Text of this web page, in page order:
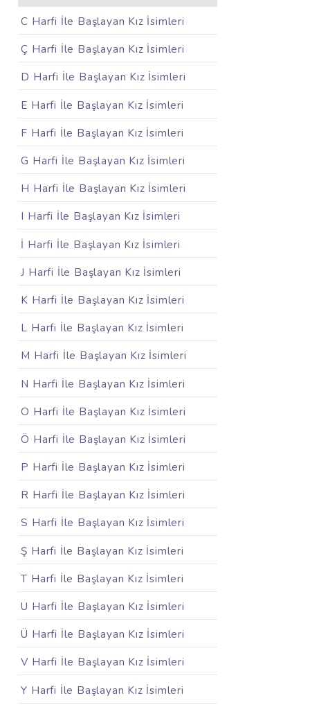
C Harfi İle Başlayan Kız İsimleri
Ç Harfi İle Başlayan Kız İsimleri
D Harfi İle Başlayan Kız İsimleri
E Harfi İle Başlayan Kız İsimleri
F Harfi İle Başlayan Kız İsimleri
G Harfi İle Başlayan Kız İsimleri
H Harfi İle Başlayan Kız İsimleri
I Harfi İle Başlayan Kız İsimleri
İ Harfi İle Başlayan Kız İsimleri
J Harfi İle Başlayan Kız İsimleri
K Harfi İle Başlayan Kız İsimleri
L Harfi İle Başlayan Kız İsimleri
M Harfi İle Başlayan Kız İsimleri
N Harfi İle Başlayan Kız İsimleri
O Harfi İle Başlayan Kız İsimleri
Ö Harfi İle Başlayan Kız İsimleri
P Harfi İle Başlayan Kız İsimleri
R Harfi İle Başlayan Kız İsimleri
S Harfi İle Başlayan Kız İsimleri
Ş Harfi İle Başlayan Kız İsimleri
T Harfi İle Başlayan Kız İsimleri
U Harfi İle Başlayan Kız İsimleri
Ü Harfi İle Başlayan Kız İsimleri
V Harfi İle Başlayan Kız İsimleri
Y Harfi İle Başlayan Kız İsimleri